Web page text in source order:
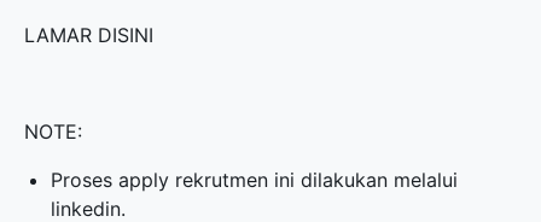
LAMAR DISINI
NOTE:
Proses apply rekrutmen ini dilakukan melalui
linkedin.